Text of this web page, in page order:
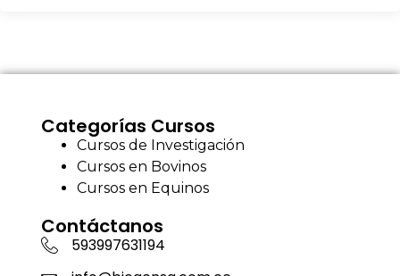
Categorías Cursos
Cursos de Investigación
Cursos en Bovinos
Cursos en Equinos
Contáctanos
593997631194